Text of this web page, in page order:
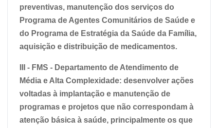
preventivas, manutenção dos serviços do
Programa de Agentes Comunitários de Saúde e
do Programa de Estratégia da Saúde da Família,
aquisição e distribuição de medicamentos.
III - FMS - Departamento de Atendimento de
Média e Alta Complexidade: desenvolver ações
voltadas à implantação e manutenção de
programas e projetos que não correspondam à
atenção básica à saúde, principalmente os que